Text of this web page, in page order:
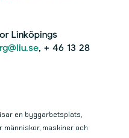
Linköpings
, + 46 13 28
en byggarbetsplats,
människor, maskiner och